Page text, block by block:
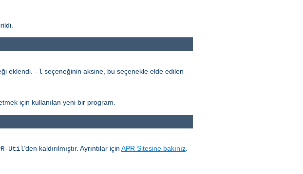
eklendi. -l seçeneğinin aksine, bu seçenekle elde edilen
için kullanılan yeni bir program.
Util’den kaldırılmıştır. Ayrıntılar için APR Sitesine bakınız